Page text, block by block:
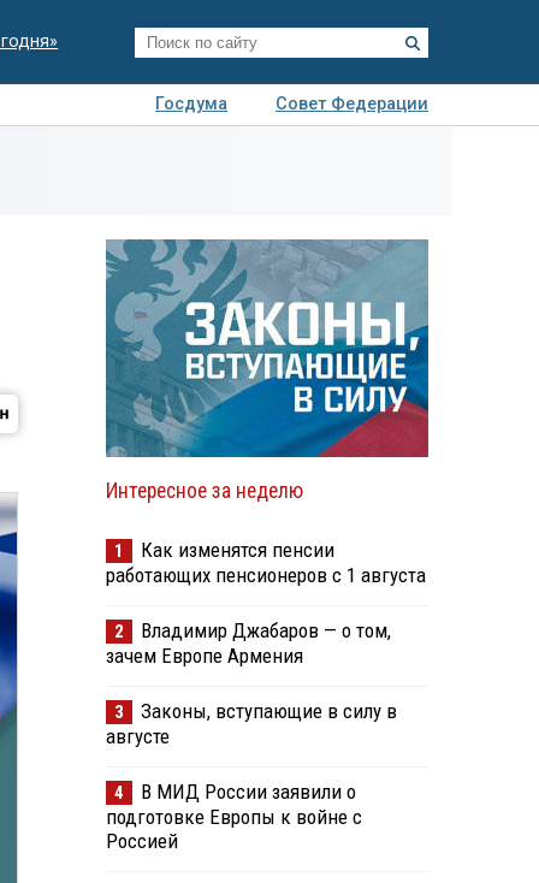
Госдума
Совет Федерации
Интересное за неделю
1
Как изменятся пенсии
работающих пенсионеров с 1 августа
2
Владимир Джабаров — о том,
зачем Европе Армения
3
Законы, вступающие в силу в
августе
4
В МИД России заявили о
подготовке Европы к войне с
Россией